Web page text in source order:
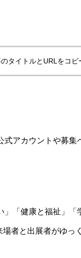
タイトルとURLをコピ
アカウントや募集
「健康と福祉」「
者と出展者がゆっ